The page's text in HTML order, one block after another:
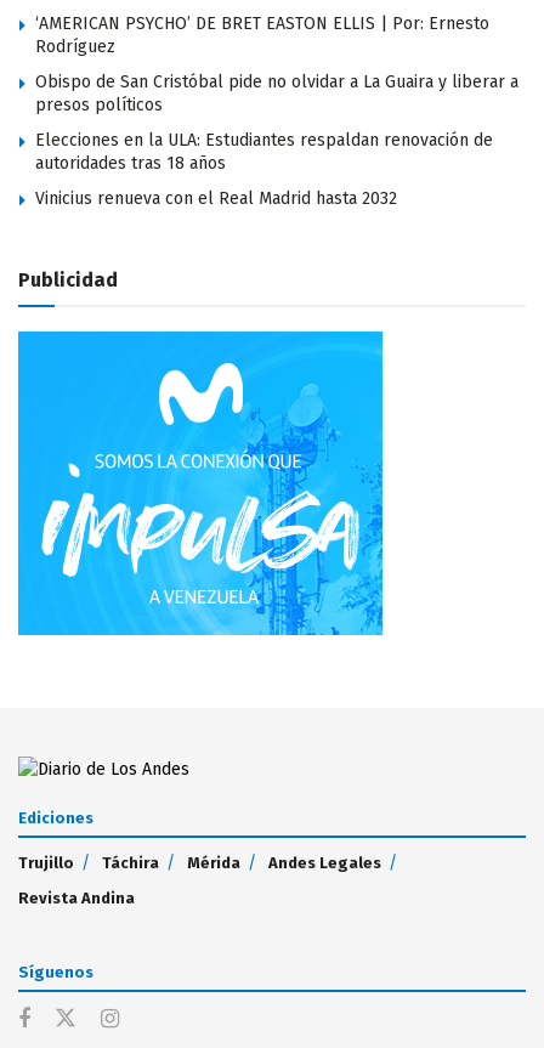
‘AMERICAN PSYCHO’ DE BRET EASTON ELLIS | Por: Ernesto
Rodríguez
Obispo de San Cristóbal pide no olvidar a La Guaira y liberar a
presos políticos
Elecciones en la ULA: Estudiantes respaldan renovación de
autoridades tras 18 años
Vinicius renueva con el Real Madrid hasta 2032
Publicidad
Ediciones
Trujillo Táchira Mérida
Andes Legales
Revista Andina
Síguenos